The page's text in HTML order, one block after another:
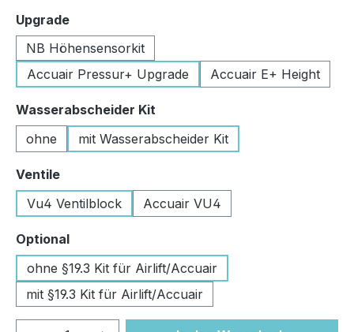
Upgradeauswählen
NB Höhensensorkit
Accuair Pressur+ Upgrade
Accuair E+ Height
Wasserabscheider Kit
ohne
mit Wasserabscheider Kit
Ventileauswählen
Vu4 Ventilblock
Accuair VU4
Optionalauswählen
ohne §19.3 Kit für Airlift/Accuair
mit §19.3 Kit für Airlift/Accuair